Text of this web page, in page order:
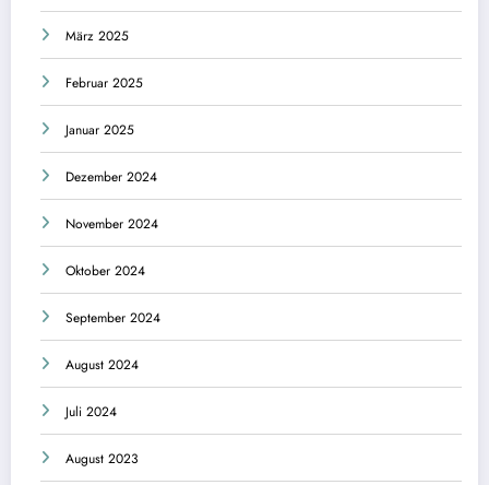
März 2025
Februar 2025
Januar 2025
Dezember 2024
November 2024
Oktober 2024
September 2024
August 2024
Juli 2024
August 2023